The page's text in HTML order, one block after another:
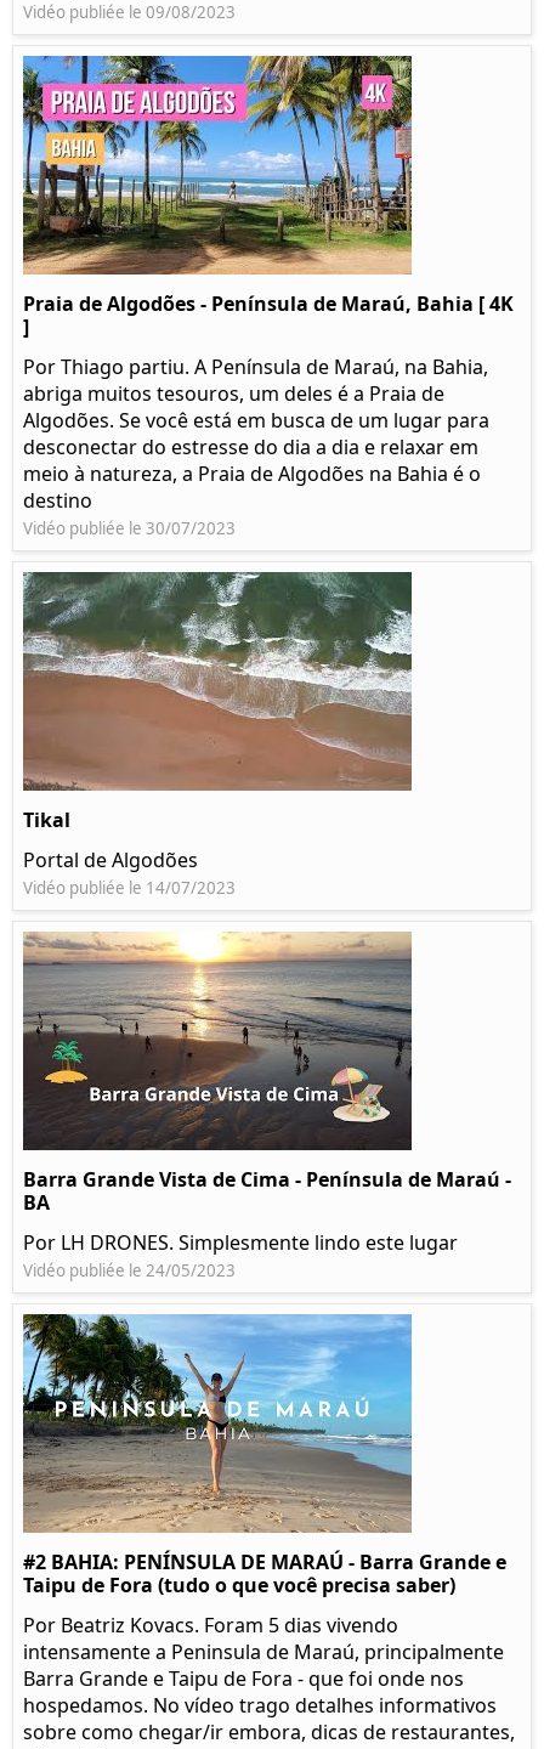
Vidéo publiée le 09/08/2023
Praia de Algodões - Península de Maraú, Bahia [ 4K
]
Por Thiago partiu. A Península de Maraú, na Bahia,
abriga muitos tesouros, um deles é a Praia de
Algodões. Se você está em busca de um lugar para
desconectar do estresse do dia a dia e relaxar em
meio à natureza, a Praia de Algodões na Bahia é o
destino
Vidéo publiée le 30/07/2023
Tikal
Portal de Algodões
Vidéo publiée le 14/07/2023
Barra Grande Vista de Cima - Península de Maraú -
BA
Por LH DRONES. Simplesmente lindo este lugar
Vidéo publiée le 24/05/2023
#2 BAHIA: PENÍNSULA DE MARAÚ - Barra Grande e
Taipu de Fora (tudo o que você precisa saber)
Por Beatriz Kovacs. Foram 5 dias vivendo
intensamente a Peninsula de Maraú, principalmente
Barra Grande e Taipu de Fora - que foi onde nos
hospedamos. No vídeo trago detalhes informativos
sobre como chegar/ir embora, dicas de restaurantes,